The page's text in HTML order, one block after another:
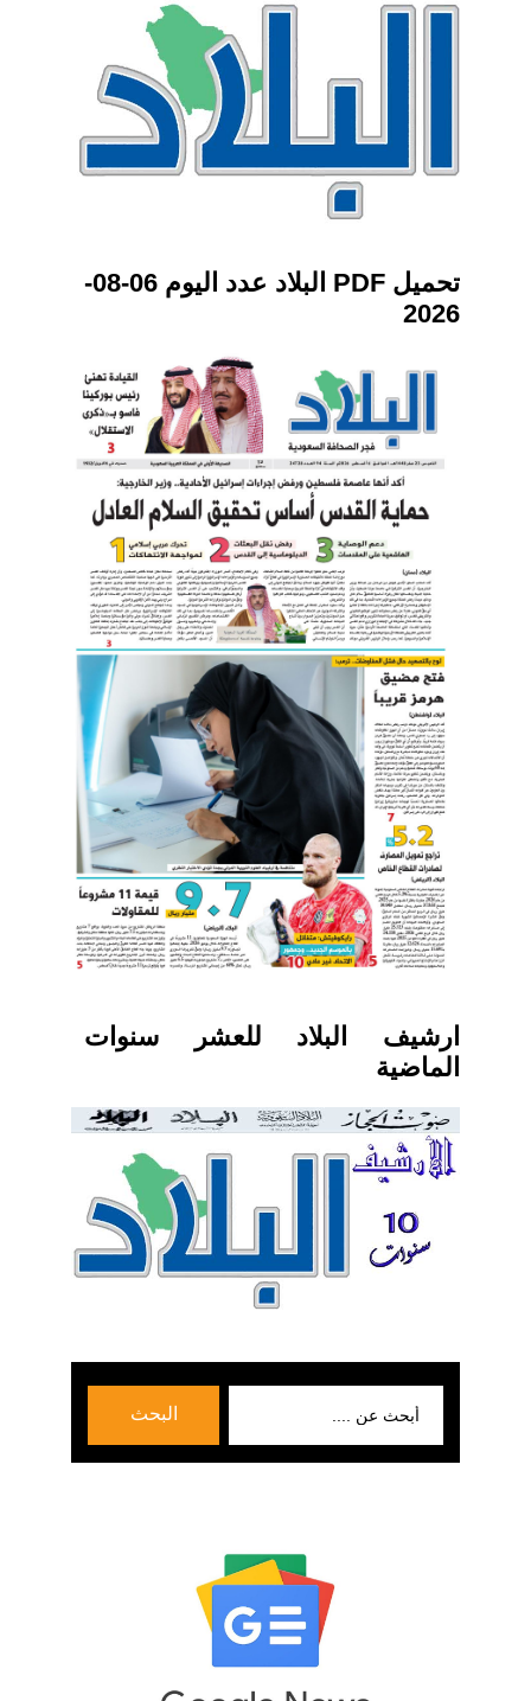
تحميل PDF البلاد عدد اليوم 06-08-
2026
ارشيف البلاد للعشر سنوات
الماضية
البحث